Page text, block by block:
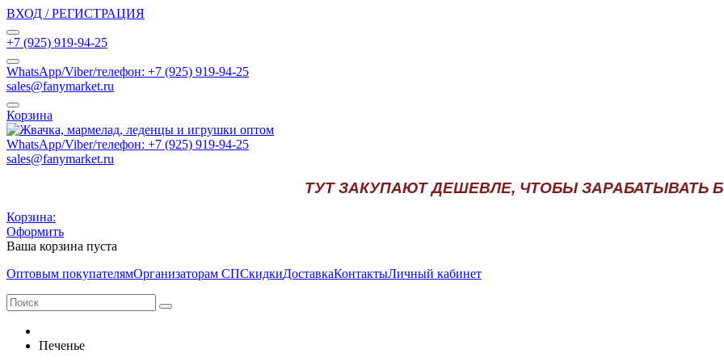
ВХОД / РЕГИСТРАЦИЯ
+7 (925) 919-94-25
WhatsApp/Viber/телефон: +7 (925) 919-94-25
sales@fanymarket.ru
Корзина
WhatsApp/Viber/телефон: +7 (925) 919-94-25
sales@fanymarket.ru
ТУТ ЗАКУПАЮТ ДЕШЕВЛЕ, ЧТОБЫ ЗАРАБАТЫВАТЬ
Корзина:
Оформить
Ваша корзина пуста
Оптовым покупателямОрганизаторам СПСкидкиДоставкаКонтактыЛичный кабинет
Печенье